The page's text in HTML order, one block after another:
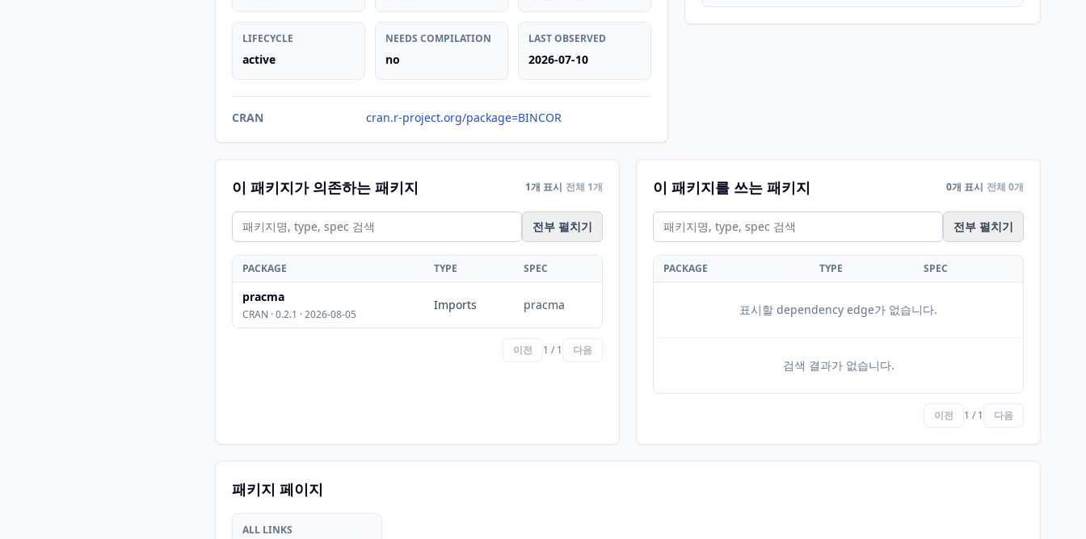
LIFECYCLE
active
NEEDS COMPILATION
no
LAST OBSERVED
2026-07-10
CRAN cran.r-project.org/package=BINCOR
이 패키지가 의존하는 패키지 1개 표시 전체 1개
전부 펼치기
PACKAGE TYPE SPEC
pracma
CRAN · 0.2.1 · 2026-08-05
Imports pracma
이전 1 / 1 다음
이 패키지를 쓰는 패키지 0개 표시 전체 0개
전부 펼치기
PACKAGE TYPE SPEC
표시할 dependency edge가 없습니다.
검색 결과가 없습니다.
이전 1 / 1 다음
패키지 페이지
ALL LINKS